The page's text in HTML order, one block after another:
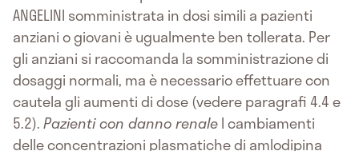
ANGELINI somministrata in dosi simili a pazienti
anziani o giovani è ugualmente ben tollerata. Per
gli anziani si raccomanda la somministrazione di
dosaggi normali, ma è necessario effettuare con
cautela gli aumenti di dose (vedere paragrafi 4.4 e
5.2).Pazienti con danno renaleI cambiamenti
delle concentrazioni plasmatiche di amlodipina